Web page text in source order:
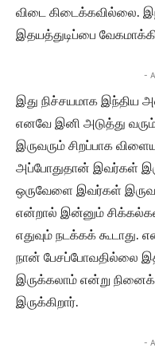
விடை கிடைக்கவில்லை.
இதயத்துடிப்பை வேகமாக்கி
-
இது நிச்சயமாக இந்திய
எனவே இனி அடுத்து
இருவரும் சிறப்பாக
அப்போதுதான் இவர்கள்
ஒருவேளை இவர்கள்
என்றால் இன்னும்
எதுவும் நடக்கக் கூடாது.
நான் பேசப்போவதில்லை
இருக்கலாம் என்று
இருக்கிறார்.
-